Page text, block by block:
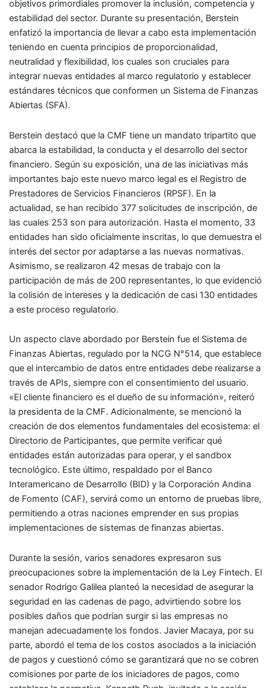
objetivos primordiales promover la inclusión, competencia y
estabilidad del sector. Durante su presentación, Berstein
enfatizó la importancia de llevar a cabo esta implementación
teniendo en cuenta principios de proporcionalidad,
neutralidad y flexibilidad, los cuales son cruciales para
integrar nuevas entidades al marco regulatorio y establecer
estándares técnicos que conformen un Sistema de Finanzas
Abiertas (SFA).
Berstein destacó que la CMF tiene un mandato tripartito que
abarca la estabilidad, la conducta y el desarrollo del sector
financiero. Según su exposición, una de las iniciativas más
importantes bajo este nuevo marco legal es el Registro de
Prestadores de Servicios Financieros (RPSF). En la
actualidad, se han recibido 377 solicitudes de inscripción, de
las cuales 253 son para autorización. Hasta el momento, 33
entidades han sido oficialmente inscritas, lo que demuestra el
interés del sector por adaptarse a las nuevas normativas.
Asimismo, se realizaron 42 mesas de trabajo con la
participación de más de 200 representantes, lo que evidenció
la colisión de intereses y la dedicación de casi 130 entidades
a este proceso regulatorio.
Un aspecto clave abordado por Berstein fue el Sistema de
Finanzas Abiertas, regulado por la NCG N°514, que establece
que el intercambio de datos entre entidades debe realizarse a
través de APIs, siempre con el consentimiento del usuario.
«El cliente financiero es el dueño de su información», reiteró
la presidenta de la CMF. Adicionalmente, se mencionó la
creación de dos elementos fundamentales del ecosistema: el
Directorio de Participantes, que permite verificar qué
entidades están autorizadas para operar, y el sandbox
tecnológico. Este último, respaldado por el Banco
Interamericano de Desarrollo (BID) y la Corporación Andina
de Fomento (CAF), servirá como un entorno de pruebas libre,
permitiendo a otras naciones emprender en sus propias
implementaciones de sistemas de finanzas abiertas.
Durante la sesión, varios senadores expresaron sus
preocupaciones sobre la implementación de la Ley Fintech. El
senador Rodrigo Galilea planteó la necesidad de asegurar la
seguridad en las cadenas de pago, advirtiendo sobre los
posibles daños que podrían surgir si las empresas no
manejan adecuadamente los fondos. Javier Macaya, por su
parte, abordó el tema de los costos asociados a la iniciación
de pagos y cuestionó cómo se garantizará que no se cobren
comisiones por parte de los iniciadores de pagos, como